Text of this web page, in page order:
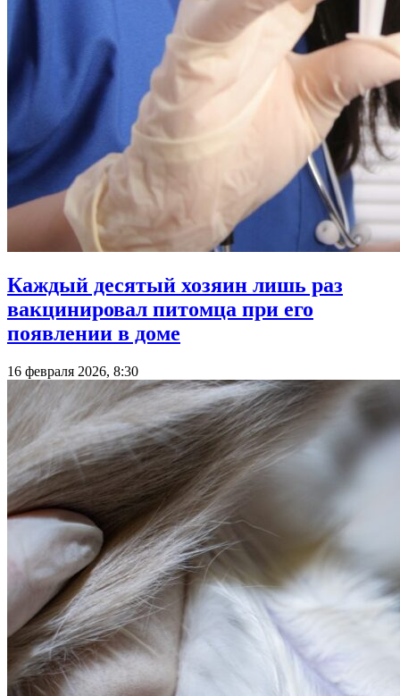
Каждый десятый хозяин лишь раз
вакцинировал питомца при его
появлении в доме
16 февраля 2026, 8:30